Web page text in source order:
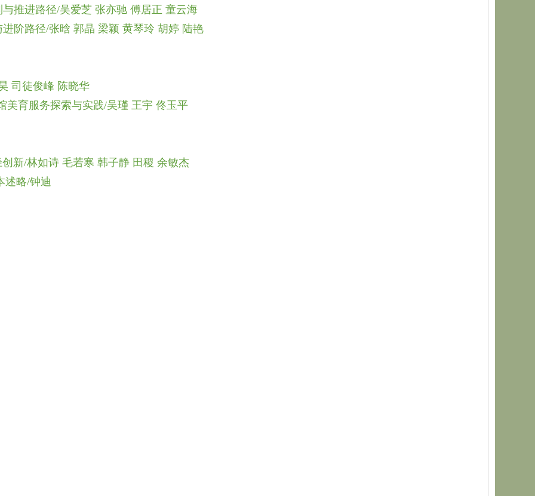
推进路径/吴爱芝 张亦驰 傅居正 童云海
阶路径/张晗 郭晶 梁颖 黄琴玲 胡婷 陆艳
司徒俊峰 陈晓华
美育服务探索与实践/吴瑾 王宇 佟玉平
新/林如诗 毛若寒 韩子静 田稷 余敏杰
述略/钟迪